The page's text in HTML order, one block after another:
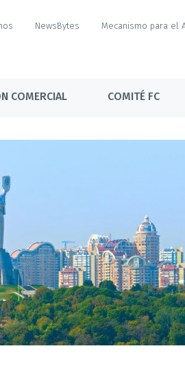
NewsBytes Mecanismo para el
COMERCIAL COMITÉ FC